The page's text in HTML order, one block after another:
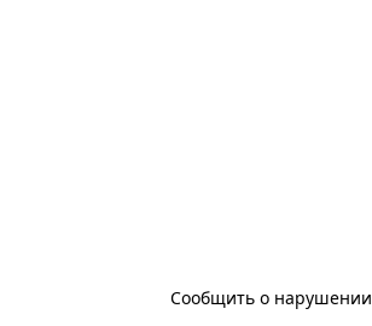
Сообщить о нарушении